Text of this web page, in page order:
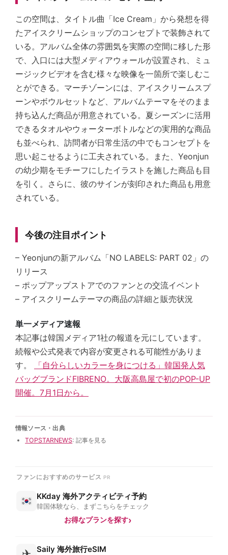
この空間は、タイトル曲「Ice Cream」から発想を得
たアイスクリームショップのコンセプトで装飾されて
いる。アルバム全体の雰囲気を実際の空間に移した形
で、入口には大型メディアウォールが設置され、ミュ
ージックビデオを含む様々な映像を一箇所で楽しむこ
とができる。マーチゾーンには、アイスクリームスプ
ーンやボウルセットなど、アルバムテーマをそのまま
持ち込んだ商品が用意されている。夏シーズンに活用
できるタオルやウォーターボトルなどの実用的な商品
も並べられ、訪問者が日常生活の中でもコンセプトを
思い起こせるように工夫されている。また、Yeonjun
の幼少期をモチーフにしたイラストを施した商品も目
を引く。さらに、彼のサインが刻印された商品も用意
されている。
今後の注目ポイント
– Yeonjunの新アルバム「NO LABELS: PART 02」の
リリース
– ポップアップストアでのファンとの交流イベント
– アイスクリームテーマの商品の詳細と販売状況
単一メディア速報
本記事は韓国メディア1社の報道を元にしています。
続報や公式発表で内容が変更される可能性がありま
す。
「自分らしいカラーを身につける」韓国発人気
バッグブランドFIBRENO。大阪高島屋で初のPOP-UP
開催。7月1日から。
情報ソース・出典
TOPSTARNEWS: 記事を見る
ファンにおすすめのサービス
KKday 海外アクティビティ予約
韓国体験なら、まずこちらをチェック
お得なプランを探す
Saily 海外旅行eSIM